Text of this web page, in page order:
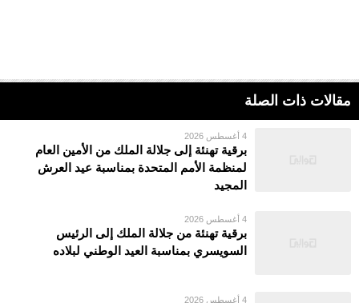
مقالات ذات الصلة
4 أغسطس 2026
برقية تهنئة إلى جلالة الملك من الأمين العام
لمنظمة الأمم المتحدة بمناسبة عيد العرش
المجيد
4 أغسطس 2026
برقية تهنئة من جلالة الملك إلى الرئيس
السويسري بمناسبة العيد الوطني لبلاده
4 أغسطس 2026